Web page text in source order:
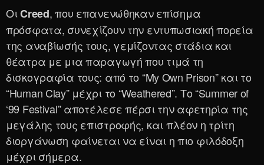
ΟιCreed, που επανενώθηκαν επίσημα
πρόσφατα, συνεχίζουν την εντυπωσιακή πορεία
της αναβίωσής τους, γεμίζοντας στάδια και
θέατρα με μια παραγωγή που τιμά τη
δισκογραφία τους: από το “My Own Prison” και το
“Human Clay” μέχρι το “Weathered”. Το “Summer of
‘99 Festival” αποτέλεσε πέρσι την αφετηρία της
μεγάλης τους επιστροφής, και πλέον η τρίτη
διοργάνωση φαίνεται να είναι η πιο φιλόδοξη
μέχρι σήμερα.